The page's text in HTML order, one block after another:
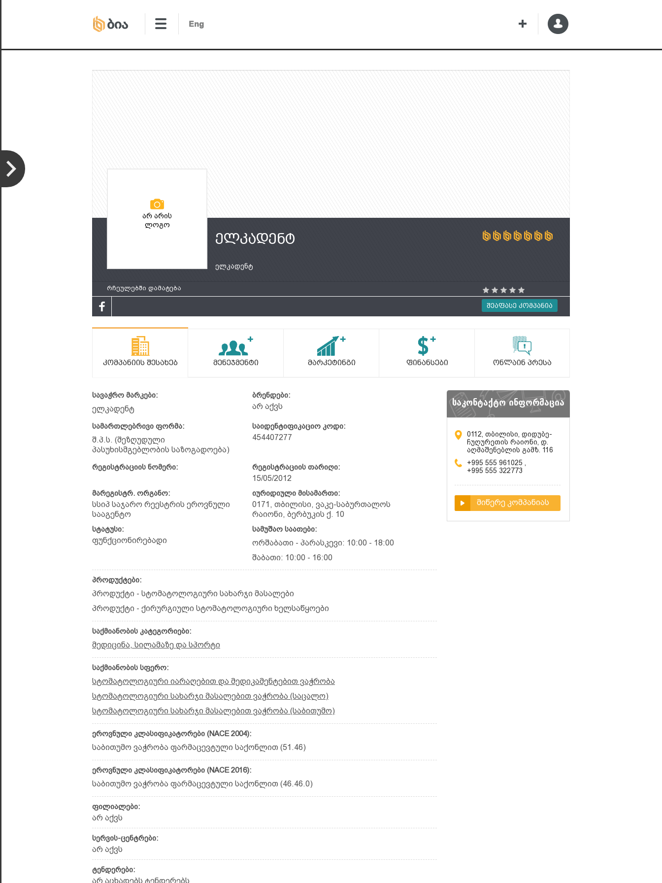
არ არის
ლოგო
ელკადენტ
ელკადენტ
Შეაფასე Კომპანია
რჩეულებში დამატება
Კომპანიის Შესახებ Მენეჯმენტი Მარკეტინგი Ფინანსები Ონლაინ Პრესა
სავაჭრო მარკები:
ელკადენტ
ბრენდები:
არ აქვს
სამართლებრივი ფორმა:
შ.პ.ს. (შეზღუდული
პასუხისმგებლობის საზოგადოება)
საიდენტიფიკაციო კოდი:
454407277
რეგისტრაციის ნომერი: რეგისტრაციის თარიღი:
15/05/2012
მარეგისტრ. ორგანო:
სსიპ საჯარო რეესტრის ეროვნული
სააგენტო
იურიდიული მისამართი:
0171, თბილისი, ვაკე-საბურთალოს
რაიონი, ბერბუკის ქ. 10
სტატუსი:
ფუნქციონირებადი
სამუშაო საათები:
ორშაბათი - პარასკევი: 10:00 - 18:00
შაბათი: 10:00 - 16:00
პროდუქტები:
პროდუქტი - სტომატოლოგიური სახარჯი მასალები
პროდუქტი - ქირურგიული სტომატოლოგიური ხელსაწყოები
საქმიანობის კატეგორიები:
მედიცინა, სილამაზე და სპორტი
საქმიანობის სფერო:
სტომატოლოგიური იარაღებით და მედიკამენტებით ვაჭრობა
სტომატოლოგიური სახარჯი მასალებით ვაჭრობა (საცალო)
სტომატოლოგიური სახარჯი მასალებით ვაჭრობა (საბითუმო)
ეროვნული კლასიფიკატორები (NACE 2004):
საბითუმო ვაჭრობა ფარმაცევტული საქონლით (51.46)
ეროვნული კლასიფიკატორები (NACE 2016):
საბითუმო ვაჭრობა ფარმაცევტული საქონლით (46.46.0)
ფილიალები:
არ აქვს
სერვის-ცენტრები:
არ აქვს
ტენდერები:
არ აცხადებს ტენდერებს
საკონტაქტო ინფორმაცია
0112, თბილისი, დიდუბე-
ჩუღურეთის რაიონი, დ.
აღმაშენებლის გამზ. 116
+995 555 961025
+995 555 322773
მიწერე კომპანიას